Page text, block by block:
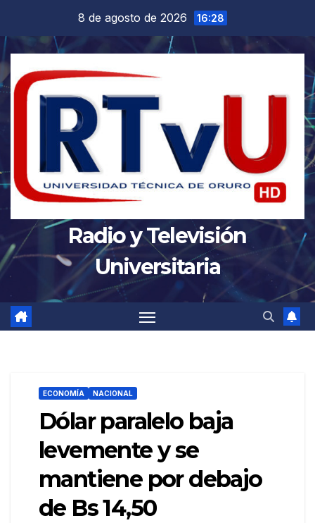
contenido
8 de agosto de 2026 16:28
Radio y Televisión
Universitaria
ECONOMÍA NACIONAL
Dólar paralelo baja
levemente y se
mantiene por debajo
de Bs 14,50